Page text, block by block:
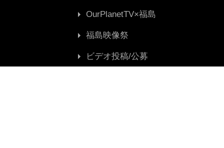
OurPlanetTV×福島
福島映像祭
ビデオ投稿/公募